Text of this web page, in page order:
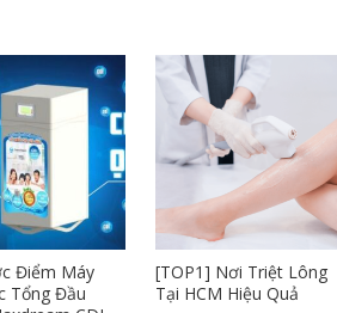
Điểm Máy
Tổng Đầu
[TOP1] Nơi Triệt Lông
Tại HCM Hiệu Quả